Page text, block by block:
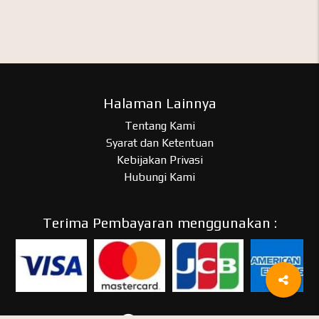
Halaman Lainnya
Tentang Kami
Syarat dan Ketentuan
Kebijakan Privasi
Hubungi Kami
Terima Pembayaran menggunakan :